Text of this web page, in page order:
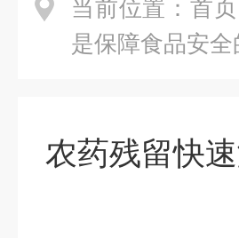
当前位置： 首页
是保障食品安全
农药残留快